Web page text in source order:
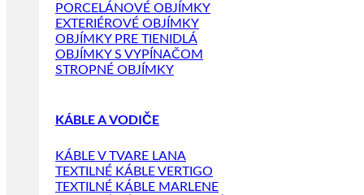
PORCELÁNOVÉ OBJÍMKY
EXTERIÉROVÉ OBJÍMKY
OBJÍMKY PRE TIENIDLÁ
OBJÍMKY S VYPÍNAČOM
STROPNÉ OBJÍMKY
KÁBLE A VODIČE
KÁBLE V TVARE LANA
TEXTILNÉ KÁBLE VERTIGO
TEXTILNÉ KÁBLE MARLENE